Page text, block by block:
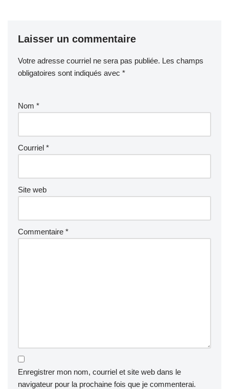
Laisser un commentaire
Votre adresse courriel ne sera pas publiée. Les champs
obligatoires sont indiqués avec *
Nom *
Courriel *
Site web
Commentaire *
Enregistrer mon nom, courriel et site web dans le
navigateur pour la prochaine fois que je commenterai.